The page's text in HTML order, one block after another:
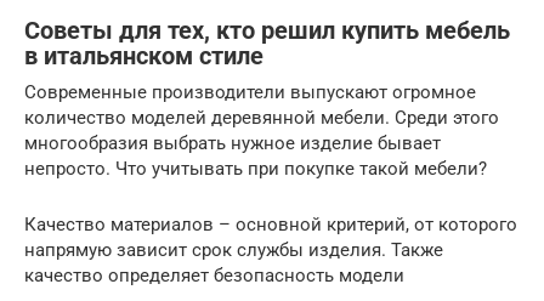
Советы для тех, кто решил купить мебель
в итальянском стиле
Современные производители выпускают огромное
количество моделей деревянной мебели. Среди этого
многообразия выбрать нужное изделие бывает
непросто. Что учитывать при покупке такой мебели?
Качество материалов – основной критерий, от которого
напрямую зависит срок службы изделия. Также
качество определяет безопасность модели